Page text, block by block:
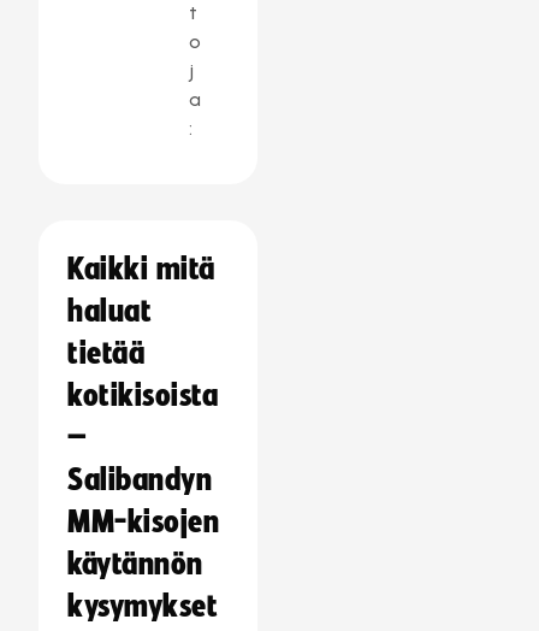
t
o
j
a
:
Kaikki mitä
haluat
tietää
kotikisoista
–
Salibandyn
MM-kisojen
käytännön
kysymykset